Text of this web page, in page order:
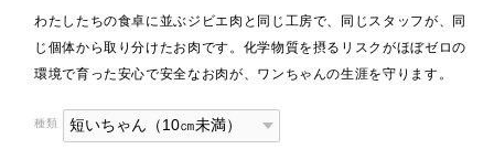
わたしたちの食卓に並ぶジビエ肉と同じ工房で、同じスタッフが、同
じ個体から取り分けたお肉です。化学物質を摂るリスクがほぼゼロの
環境で育った安心で安全なお肉が、ワンちゃんの生涯を守ります。
種類